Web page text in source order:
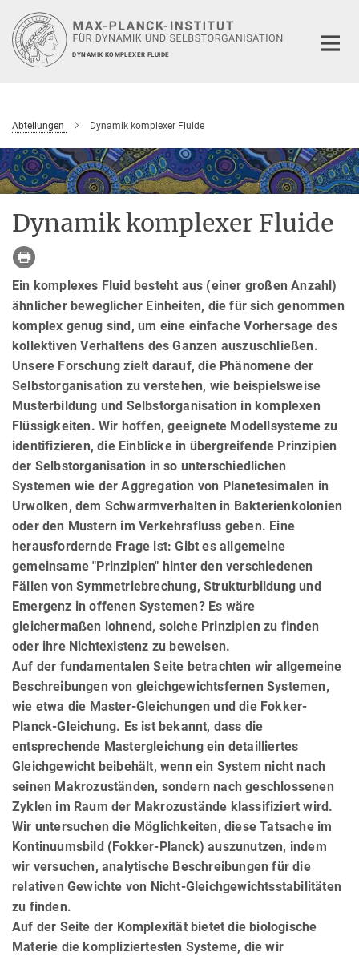
Hauptinhalt
DYNAMIK KOMPLEXER FLUIDE
Abteilungen Dynamik komplexer Fluide
Dynamik komplexer Fluide
Ein komplexes Fluid besteht aus (einer großen Anzahl)
ähnlicher beweglicher Einheiten, die für sich genommen
komplex genug sind, um eine einfache Vorhersage des
kollektiven Verhaltens des Ganzen auszuschließen.
Unsere Forschung zielt darauf, die Phänomene der
Selbstorganisation zu verstehen, wie beispielsweise
Musterbildung und Selbstorganisation in komplexen
Flüssigkeiten. Wir hoffen, geeignete Modellsysteme zu
identifizieren, die Einblicke in übergreifende Prinzipien
der Selbstorganisation in so unterschiedlichen
Systemen wie der Aggregation von Planetesimalen in
Urwolken, dem Schwarmverhalten in Bakterienkolonien
oder den Mustern im Verkehrsfluss geben. Eine
herausfordernde Frage ist: Gibt es allgemeine
gemeinsame "Prinzipien" hinter den verschiedenen
Fällen von Symmetriebrechung, Strukturbildung und
Emergenz in offenen Systemen? Es wäre
gleichermaßen lohnend, solche Prinzipien zu finden
oder ihre Nichtexistenz zu beweisen.
Auf der fundamentalen Seite betrachten wir allgemeine
Beschreibungen von gleichgewichtsfernen Systemen,
wie etwa die Master-Gleichungen und die Fokker-
Planck-Gleichung. Es ist bekannt, dass die
entsprechende Mastergleichung ein detailliertes
Gleichgewicht beibehält, wenn ein System nicht nach
seinen Makrozuständen, sondern nach geschlossenen
Zyklen im Raum der Makrozustände klassifiziert wird.
Wir untersuchen die Möglichkeiten, diese Tatsache im
Kontinuumsbild (Fokker-Planck) auszunutzen, indem
wir versuchen, analytische Beschreibungen für die
relativen Gewichte von Nicht-Gleichgewichtsstabilitäten
zu finden.
Auf der Seite der Komplexität bietet die biologische
Materie die kompliziertesten Systeme, die wir